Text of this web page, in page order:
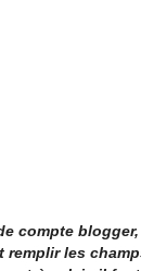
compte
remplir les